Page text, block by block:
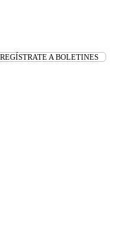
REGÍSTRATE A BOLETINES